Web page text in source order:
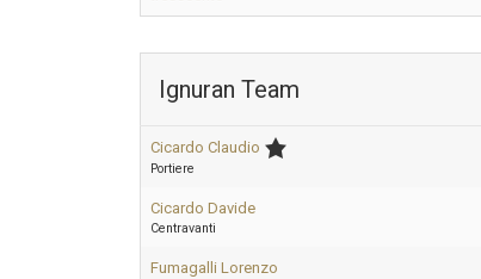
Ignuran Team
Cicardo Claudio
Portiere
Cicardo Davide
Centravanti
Fumagalli Lorenzo